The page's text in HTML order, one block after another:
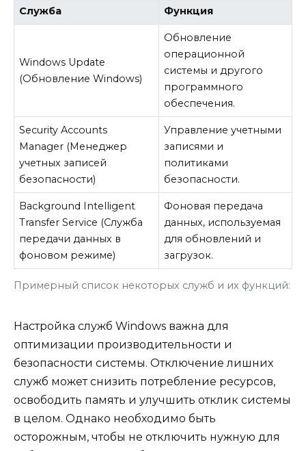
Примерный список некоторых служб и их функций:
Служба Функция
Windows Update
(Обновление Windows)
Обновление
операционной
системы и другого
программного
обеспечения.
Security Accounts
Manager (Менеджер
учетных записей
безопасности)
Управление учетными
записями и
политиками
безопасности.
Background Intelligent
Transfer Service (Служба
передачи данных в
фоновом режиме)
Фоновая передача
данных, используемая
для обновлений и
загрузок.
Настройка служб Windows важна для
оптимизации производительности и
безопасности системы. Отключение лишних
служб может снизить потребление ресурсов,
освободить память и улучшить отклик системы
в целом. Однако необходимо быть
осторожным, чтобы не отключить нужную для